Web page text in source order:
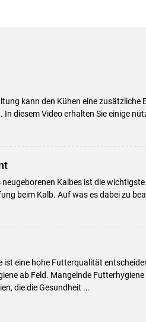
main content
kann den Kühen eine zusätzliche
diesem Video erhalten Sie einige
Kalbes ist die
beim Kalb. Auf was es dabei zu
ist eine hohe Futterqualität
ab Feld. Mangelnde
die die Gesundheit ...